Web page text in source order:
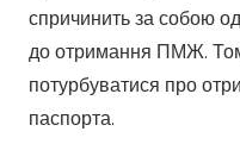
спричинить за собою
до отримання ПМЖ.
потурбуватися про
паспорта.